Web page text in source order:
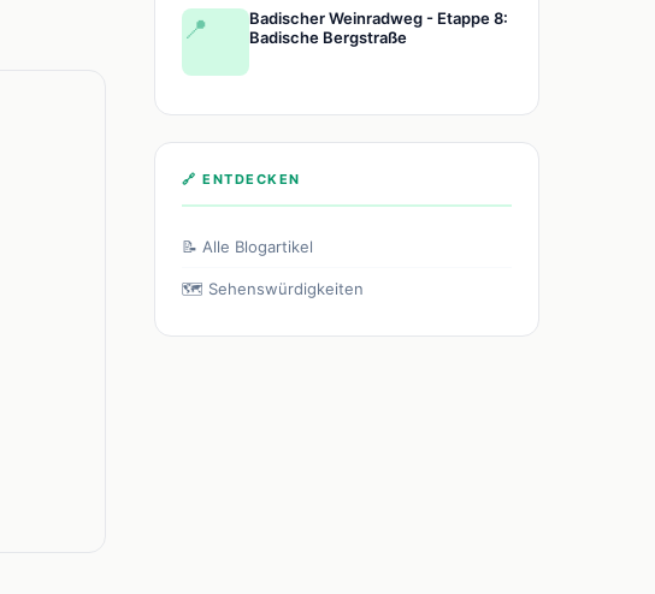
📍
Badischer Weinradweg - Etappe 8:
Badische Bergstraße
🔗 ENTDECKEN
📝 Alle Blogartikel
🗺️ Sehenswürdigkeiten